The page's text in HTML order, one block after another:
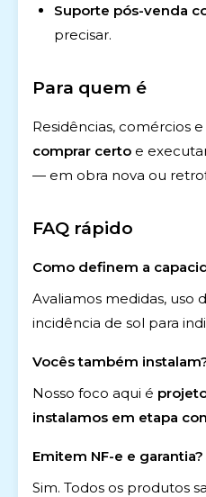
Suporte pós-venda
precisar.
Para quem é
Residências, comércios
comprar certo e
— em obra nova ou
FAQ rápido
Como definem a
Avaliamos medidas, uso
incidência de sol para
Vocês também
Nosso foco aqui é
instalamos em etapa
Emitem NF-e e garantia?
Sim. Todos os produtos